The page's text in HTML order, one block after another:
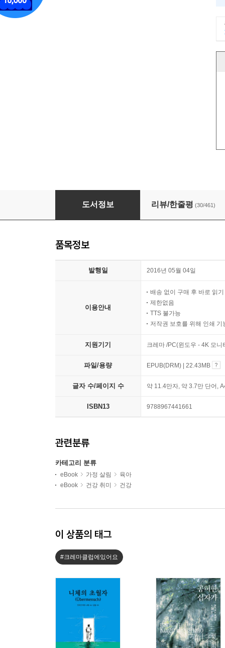
약 안 쓰고 아이 키우기
도서정보 리뷰/한줄평 (30/461)
품목정보
발행일 2016년 05월 04일
이용안내
배송 없이 구매 후 바로 읽기
제한없음
TTS 불가능
저작권 보호를 위해 인쇄 기
지원기기 크레마 /PC(윈도우 - 4K 모
파일/용량 EPUB(DRM) | 22.43MB
글자 수/페이지 수 약 11.4만자, 약 3.7만 단어,
ISBN13 9788967441661
관련분류
카테고리 분류
eBook 가정 살림
육아
eBook
건강 취미 건강
이 상품의 태그
#크레마클럽에있어요